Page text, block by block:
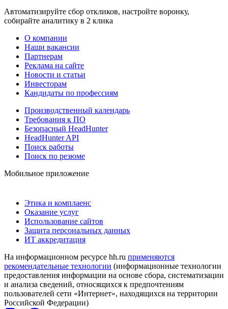
Автоматизируйте сбор откликов, настройте воронку,
собирайте аналитику в 2 клика
О компании
Наши вакансии
Партнерам
Реклама на сайте
Новости и статьи
Инвесторам
Кандидаты по профессиям
Производственный календарь
Требования к ПО
Безопасный HeadHunter
HeadHunter API
Поиск работы
Поиск по резюме
Мобильное приложение
Этика и комплаенс
Оказание услуг
Использование сайтов
Защита персональных данных
ИТ аккредитация
На информационном ресурсе hh.ru применяются
рекомендательные технологии (информационные технологии
предоставления информации на основе сбора, систематизации
и анализа сведений, относящихся к предпочтениям
пользователей сети «Интернет», находящихся на территории
Российской Федерации)